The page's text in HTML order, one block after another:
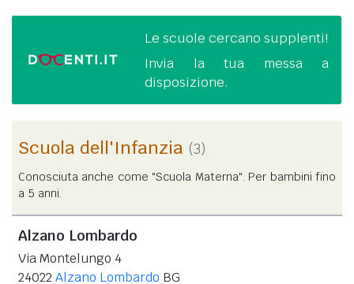
Le scuole cercano supplenti!
Invia la tua messa a
disposizione.
Scuola dell'Infanzia (3)
Conosciuta anche come "Scuola Materna". Per bambini fino
a 5 anni.
Alzano Lombardo
Via Montelungo 4
24022 Alzano Lombardo BG